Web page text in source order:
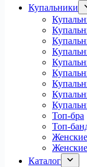
Купальники
Топ-бра
Топ-
Каталог